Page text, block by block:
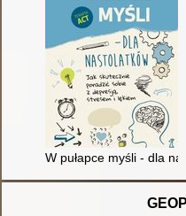
W pułapce myśli - dla